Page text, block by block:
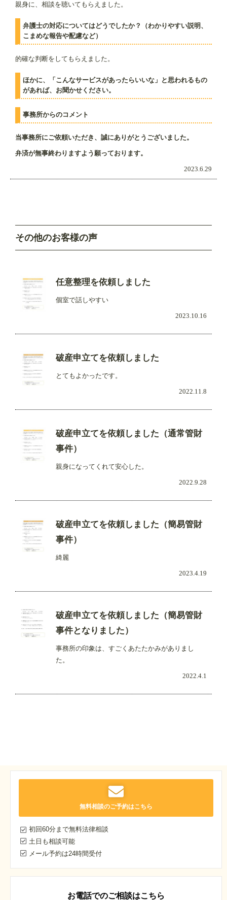
親身に、相談を聴いてもらえました。
弁護士の対応についてはどうでしたか？（わかりやすい説明、
こまめな報告や配慮など）
的確な判断をしてもらえました。
ほかに、「こんなサービスがあったらいいな」と思われるもの
があれば、お聞かせください。
事務所からのコメント
当事務所にご依頼いただき、誠にありがとうございました。
弁済が無事終わりますよう願っております。
2023.6.29
その他のお客様の声
任意整理を依頼しました
個室で話しやすい
2023.10.16
破産申立てを依頼しました
とてもよかったです。
2022.11.8
破産申立てを依頼しました（通常管財
事件）
親身になってくれて安心した。
2022.9.28
破産申立てを依頼しました（簡易管財
事件）
綺麗
2023.4.19
破産申立てを依頼しました（簡易管財
事件となりました）
事務所の印象は、すごくあたたかみがありまし
た。
2022.4.1
無料相談のご予約はこちら
初回60分まで無料法律相談
土日も相談可能
メール予約は24時間受付
お電話でのご相談はこちら